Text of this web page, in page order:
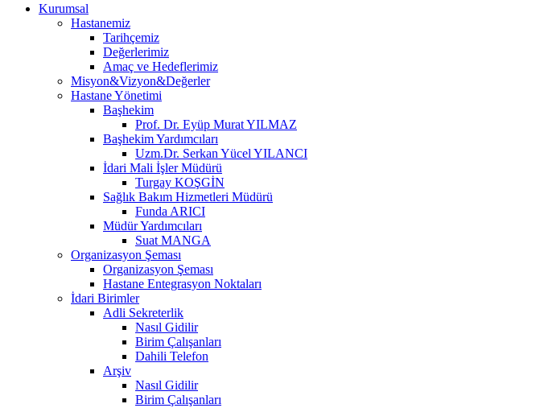
Kurumsal
Hastanemiz
Tarihçemiz
Değerlerimiz
Amaç ve Hedeflerimiz
Misyon&Vizyon&Değerler
Hastane Yönetimi
Başhekim
Prof. Dr. Eyüp Murat YILMAZ
Başhekim Yardımcıları
Uzm.Dr. Serkan Yücel YILANCI
İdari Mali İşler Müdürü
Turgay KOŞGİN
Sağlık Bakım Hizmetleri Müdürü
Funda ARICI
Müdür Yardımcıları
Suat MANGA
Organizasyon Şeması
Organizasyon Şeması
Hastane Entegrasyon Noktaları
İdari Birimler
Adli Sekreterlik
Nasıl Gidilir
Birim Çalışanları
Dahili Telefon
Arşiv
Nasıl Gidilir
Birim Çalışanları